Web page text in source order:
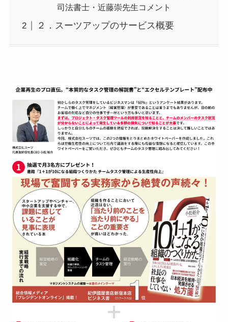
司法書士・近藤崇先生コメント
２．スーツアップのサービス概要